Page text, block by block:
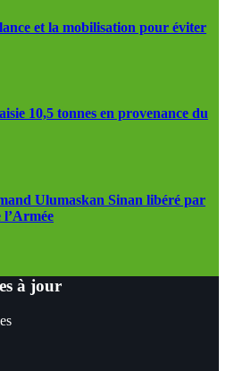
et la mobilisation pour éviter
10,5 tonnes en provenance du
Ulumaskan Sinan libéré par
l’Armée
à jour